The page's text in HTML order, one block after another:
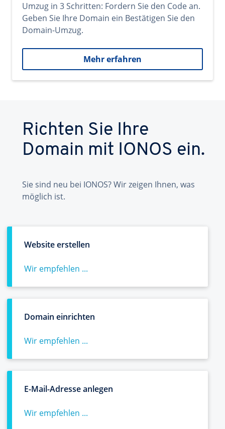
Umzug in 3 Schritten: Fordern Sie den Code an.
Geben Sie Ihre Domain ein Bestätigen Sie den
Domain-Umzug.
Mehr erfahren
Richten Sie Ihre
Domain mit IONOS ein.
Sie sind neu bei IONOS? Wir zeigen Ihnen, was
möglich ist.
Website erstellen
Wir empfehlen ...
Domain einrichten
Wir empfehlen ...
E-Mail-Adresse anlegen
Wir empfehlen ...